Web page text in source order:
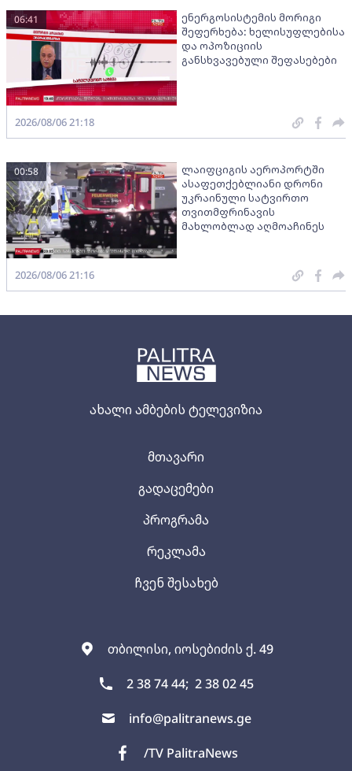
ახალი ამბების ტელევიზია
თბილისი, იოსებიძის ქ. 49
2 38 74 44; 2 38 02 45
info@palitranews.ge
/TV PalitraNews
მთავარი
გადაცემები
პროგრამა
რეკლამა
ჩვენ შესახებ
ენერგოსისტემის მორიგი
შეფერხება: ხელისუფლებისა
და ოპოზიციის
განსხვავებული შეფასებები
06:41
2026/08/06 21:18
ლაიფციგის აეროპორტში
ასაფეთქებლიანი დრონი
უკრაინული სატვირთო
თვითმფრინავის
მახლობლად აღმოაჩინეს
00:58
2026/08/06 21:16